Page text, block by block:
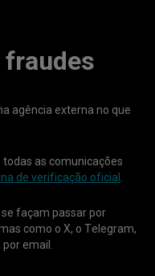
fraudes
agência externa no que
as comunicações
de verificação oficial
façam passar por
como o X, o Telegram,
email.